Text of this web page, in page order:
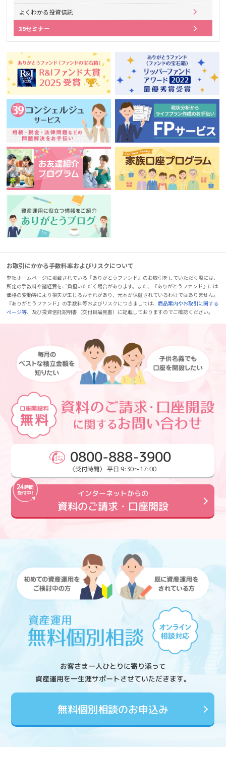
よくわかる投資信託
39セミナー
お取引にかかる手数料率およびリスクについて
弊社ホームページに掲載されている『ありがとうファンド』のお取引をしていただく際には、
所定の手数料や諸経費をご負担いただく場合があります。また、『ありがとうファンド』には
価格の変動等により損失が生じるおそれがあり、元本が保証されているわけではありません。
『ありがとうファンド』の手数料等およびリスクにつきましては、商品案内やお取引に関する
ページ等、及び投資信託説明書（交付目論見書）に記載しておりますのでご確認ください。
0800-888-3900
〈受付時間〉 平日 9:30～17:00
インターネットからの
資料のご請求・口座開設
お客さま一人ひとりに寄り添って
資産運用を一生涯サポートさせていただきます。
無料個別相談のお申込み